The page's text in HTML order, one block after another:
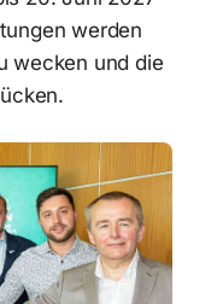
werden
wecken und die